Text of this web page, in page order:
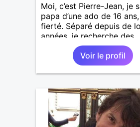
Moi, c’est Pierre-Jean, je
papa d’une ado de 16
fierté. Séparé depuis de
années, je recherche des
affinités amicales afin de
rompre une solitude
difficile à gérer ainsi que
le vague à l’âme. L’amitié
yeux mais peut se
des sentiments plus
« Le temps fera son
Voir le profil